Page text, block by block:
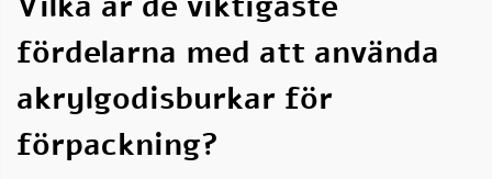
fördelarna med att använda
akrylgodisburkar för
förpackning?